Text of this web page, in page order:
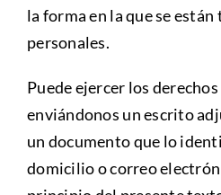
la forma en la que se
personales.
Puede ejercer los
enviándonos un escrito
un documento que lo
domicilio o correo